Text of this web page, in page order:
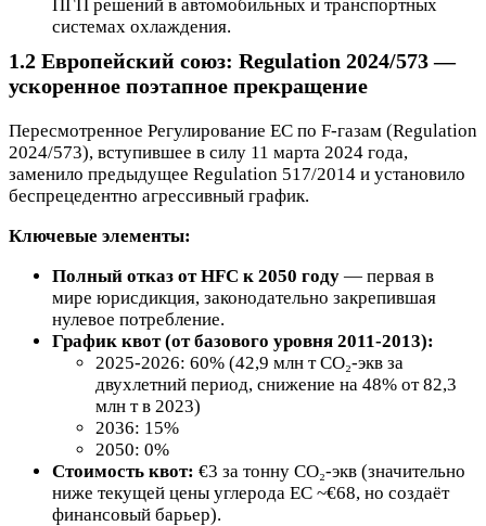
ПГП решений в автомобильных и транспортных
системах охлаждения.
1.2 Европейский союз: Regulation 2024/573 —
ускоренное поэтапное прекращение
Пересмотренное Регулирование ЕС по F-газам (Regulation
2024/573), вступившее в силу 11 марта 2024 года,
заменило предыдущее Regulation 517/2014 и установило
беспрецедентно агрессивный график.
Ключевые элементы:
Полный отказ от HFC к 2050 году — первая в
мире юрисдикция, законодательно закрепившая
нулевое потребление.
График квот (от базового уровня 2011-2013):
2025-2026: 60% (42,9 млн т CO₂-экв за
двухлетний период, снижение на 48% от 82,3
млн т в 2023)
2036: 15%
2050: 0%
Стоимость квот: €3 за тонну CO₂-экв (значительно
ниже текущей цены углерода ЕС ~€68, но создаёт
финансовый барьер).